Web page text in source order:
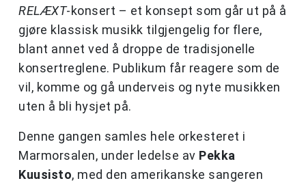
RELÆXT-konsert – et konsept som går ut på å
gjøre klassisk musikk tilgjengelig for flere,
blant annet ved å droppe de tradisjonelle
konsertreglene. Publikum får reagere som de
vil, komme og gå underveis og nyte musikken
uten å bli hysjet på.
Denne gangen samles hele orkesteret i
Marmorsalen, under ledelse av Pekka
Kuusisto, med den amerikanske sangeren